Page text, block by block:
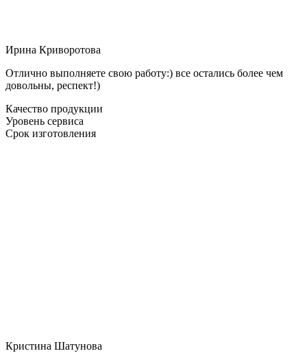
Ирина Криворотова
Отлично выполняете свою работу:) все остались более чем
довольны, респект!)
Качество продукции
Уровень сервиса
Срок изготовления
Кристина Шатунова